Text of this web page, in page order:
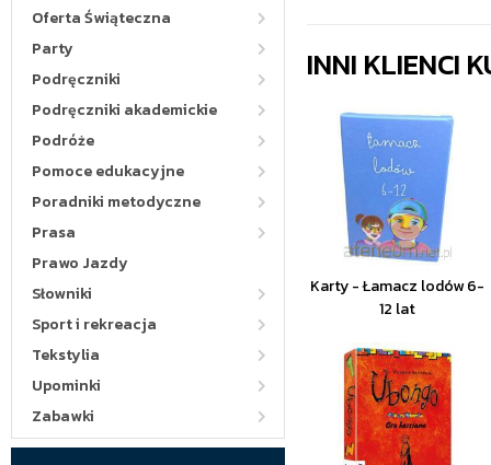
Oferta Świąteczna
Party
Podręczniki
Podręczniki akademickie
Podróże
Pomoce edukacyjne
Poradniki metodyczne
Prasa
Prawo Jazdy
Słowniki
Sport i rekreacja
Tekstylia
Upominki
Zabawki
INNI KLIENCI
Karty - Łamacz lodów 6-
12 lat